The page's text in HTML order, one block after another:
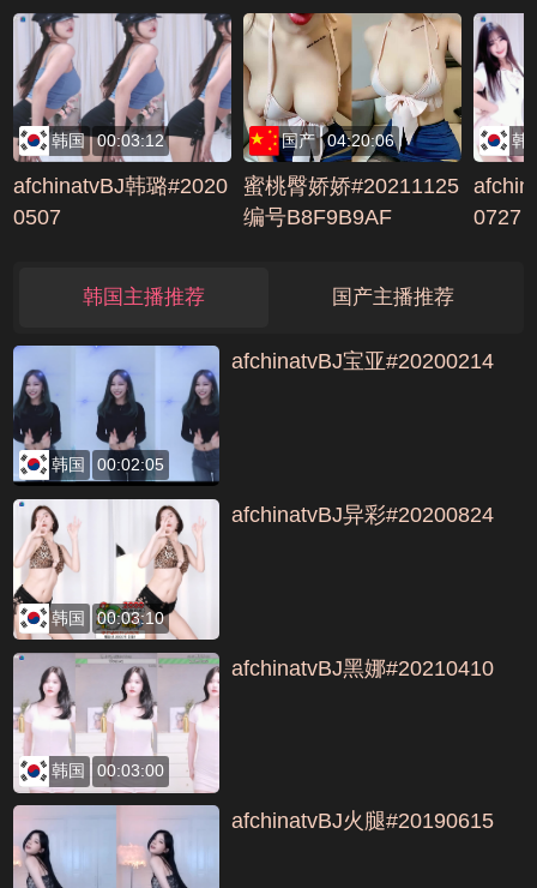
哭17天合集(37)编号D
EE90444
韩国 00:03:12
afchinatvBJ韩璐#2020
0507
国产 04:20:06
蜜桃臀娇娇#20211125
编号B8F9B9AF
韩
0727
韩国主播推荐 国产主播推荐
韩国 00:02:05
afchinatvBJ宝亚#20200214
韩国 00:03:10
afchinatvBJ异彩#20200824
韩国 00:03:00
afchinatvBJ黑娜#20210410
afchinatvBJ火腿#20190615